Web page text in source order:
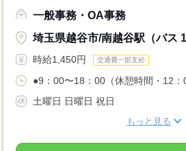
一般事務・OA事務
埼玉県越谷市/南越谷駅（バス
時給1,450円 交通費一部支給
●9：00〜18：00（休憩時間・12：
土曜日 日曜日 祝日
もっと見る